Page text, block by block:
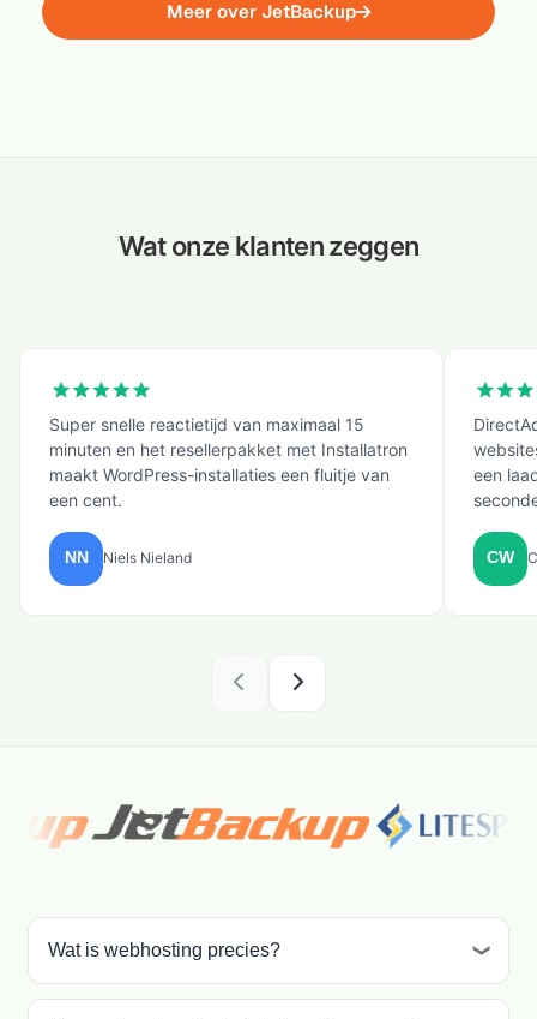
Meer over JetBackup
Wat onze klanten zeggen
Super snelle reactietijd van maximaal 15
minuten en het resellerpakket met Installatron
maakt WordPress-installaties een fluitje van
een cent.
Niels Nieland
een
Wat is webhosting precies?